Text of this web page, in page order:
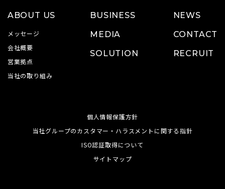
ABOUT US
メッセージ
会社概要
営業拠点
当社の取り組み
BUSINESS
MEDIA
SOLUTION
NEWS
CONTACT
RECRUIT
個人情報保護方針
当社グループのカスタマー・ハラスメントに関する指針
ISO認証取得について
サイトマップ